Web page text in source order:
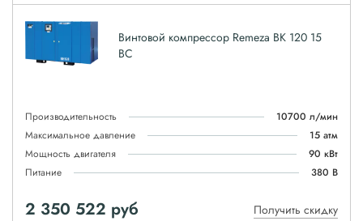
Винтовой компрессор Remeza ВК 120 15
ВС
Производительность
10700 л/мин
Максимальное давление
15 атм
Мощность двигателя
90 кВт
Питание
380 В
2 350 522 руб Получить скидку